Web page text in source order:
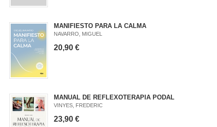
MANIFIESTO PARA LA CALMA
NAVARRO, MIGUEL
20,90 €
MANUAL DE REFLEXOTERAPIA PODAL
VINYES, FREDERIC
23,90 €